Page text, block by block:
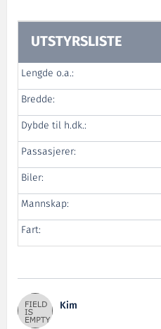
UTSTYRSLISTE
Lengde o.a.:
Bredde:
Dybde til h.dk.:
Passasjerer:
Biler:
Mannskap:
Fart:
Kim